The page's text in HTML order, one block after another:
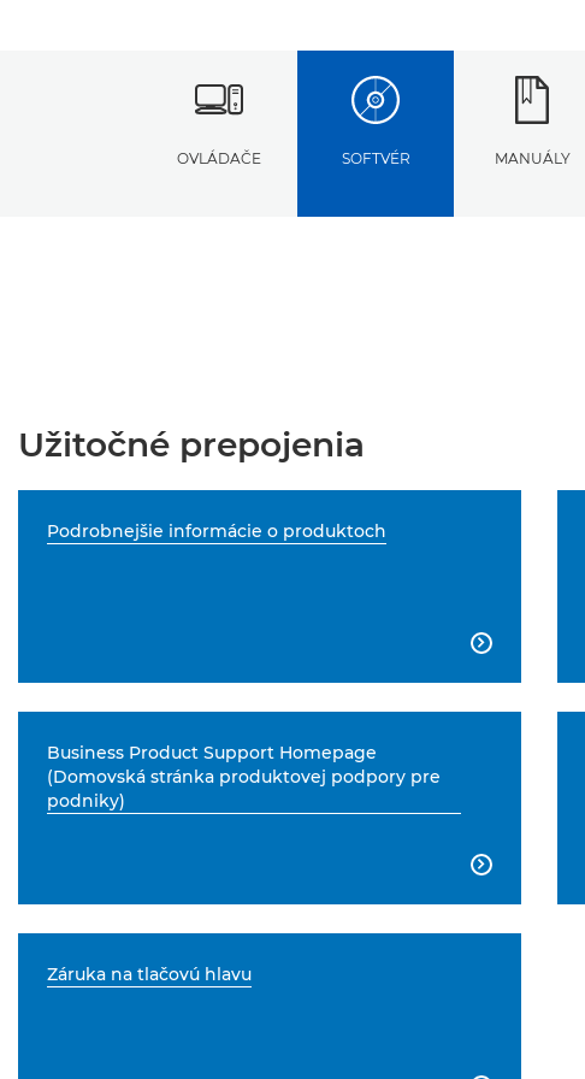
OVLÁDAČE SOFTVÉR MANUÁLY
Užitočné prepojenia
Podrobnejšie informácie o produktoch

Business Product Support Homepage
(Domovská stránka produktovej podpory pre
podniky)

Záruka na tlačovú hlavu